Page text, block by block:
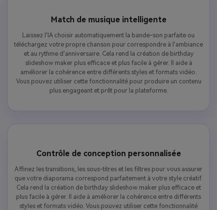
Match de musique intelligente
Laissez l'IA choisir automatiquement la bande-son parfaite ou
téléchargez votre propre chanson pour correspondre à l'ambiance
et au rythme d'anniversaire. Cela rend la création de birthday
slideshow maker plus efficace et plus facile à gérer. Il aide à
améliorer la cohérence entre différents styles et formats vidéo.
Vous pouvez utiliser cette fonctionnalité pour produire un contenu
plus engageant et prêt pour la plateforme.
Contrôle de conception personnalisée
Affinez les transitions, les sous-titres et les filtres pour vous assurer
que votre diaporama correspond parfaitement à votre style créatif.
Cela rend la création de birthday slideshow maker plus efficace et
plus facile à gérer. Il aide à améliorer la cohérence entre différents
styles et formats vidéo. Vous pouvez utiliser cette fonctionnalité